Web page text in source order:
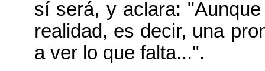
sí será, y aclara:
realidad, es decir, una
a ver lo que falta...".